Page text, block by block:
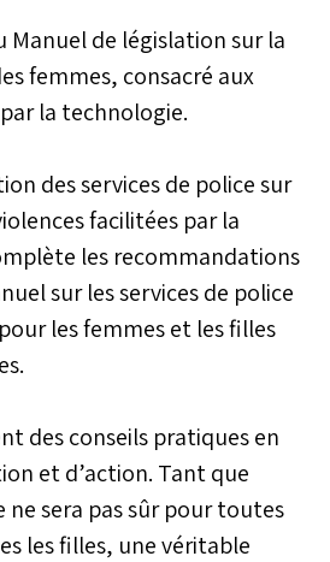
Manuel de législation sur la
femmes, consacré aux
la technologie.
des services de police sur
facilitées par la
les recommandations
sur les services de police
les femmes et les filles
des conseils pratiques en
et d’action. Tant que
ne sera pas sûr pour toutes
les filles, une véritable